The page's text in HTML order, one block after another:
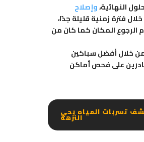
النهائية،وإصلاح
فترة زمنية قليلة جدًا،
المكان كما كان من
خلال أفضل سباكين
على فحص أماكن
تسربات المياه بحي
النزهة